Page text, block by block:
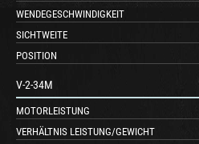
WENDEGESCHWINDIGKEIT
SICHTWEITE
POSITION
V-2-34M
MOTORLEISTUNG
VERHÄLTNIS LEISTUNG/GEWICHT